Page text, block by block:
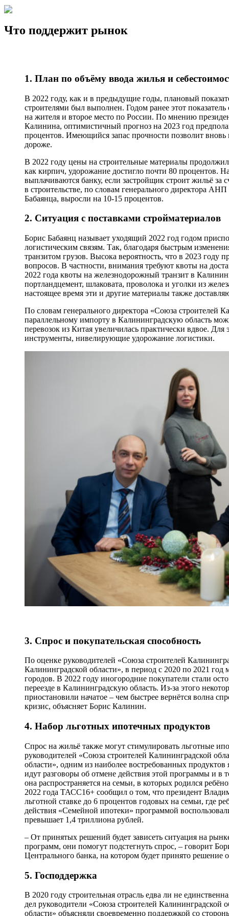
Что поддержит рынок
1. План по объёму ввода жилья и
В 2022 году, как и в предыдущие годы, плановый
строителями был выполнен. Годом ранее этот
на жителя и второе место по России. По мнению
Калинина, оптимистичный прогноз на 2023 год
процентов. Имеющийся запас прочности позволит вновь
дороже.
В 2022 году цены на строительные материалы
как кирпич, удорожание достигло почти 80 процентов.
выплачиваются банку, если застройщик строит жильё
в строительстве, по словам генерального директора
Бабаянца, выросли на 10-15 процентов.
2. Ситуация с поставками стройматериалов
Борис Бабаянц называет уходящий 2022 год годом
логистическим связям. Так, благодаря быстрым
транзитом грузов. Высока вероятность, что в 2023
вопросов. В частности, внимания требуют квоты на
2022 года квоты на железнодорожный транзит в
портландцемент, шлаковата, проволока и уголки из
настоящее время эти и другие материалы также
По словам генерального директора «Союза строителей
параллельному импорту в Калининградскую область
перевозок из Китая увеличилась практически вдвое.
инструменты, нивелирующие удорожание логистики.
3. Спрос и покупательская способность
По оценке руководителей «Союза строителей
Калининградской области», в период с 2020 по 2021
городов. В 2022 году иногородние покупатели стали
переезде в Калининградскую область. Из-за этого
приостановили начатое – чем быстрее вернётся волна
кризис, объясняет Борис Калинин.
4. Набор льготных ипотечных продуктов
Спрос на жильё также могут стимулировать льготные
руководителей «Союза строителей Калининградской
области», одним из наиболее востребованных
идут разговоры об отмене действия этой программы и
она распространяется на семьи, в которых родился
2022 года ТАСС16+ сообщил о том, что президент
льготной ставке до 6 процентов годовых на семьи, где
действия «Семейной ипотеки» программой
превышает 1,4 триллиона рублей.
– От принятых решений будет зависеть ситуация на
программ, они помогут подстегнуть спрос, – говорит
Центрального банка, на котором будет принято
5. Господдержка
В 2020 году строительная отрасль едва ли не
дел руководители «Союза строителей
области» объясняли своевременно поддержкой со